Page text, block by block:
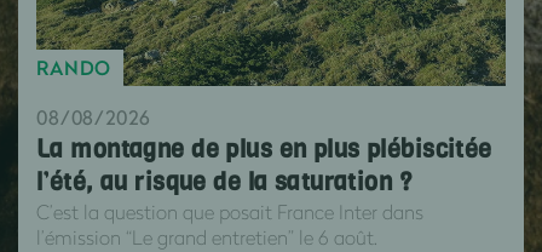
RANDO
08/08/2026
La montagne de plus en plus plébiscitée
l’été, au risque de la saturation ?
C’est la question que posait France Inter dans
l’émission “Le grand entretien” le 6 août.